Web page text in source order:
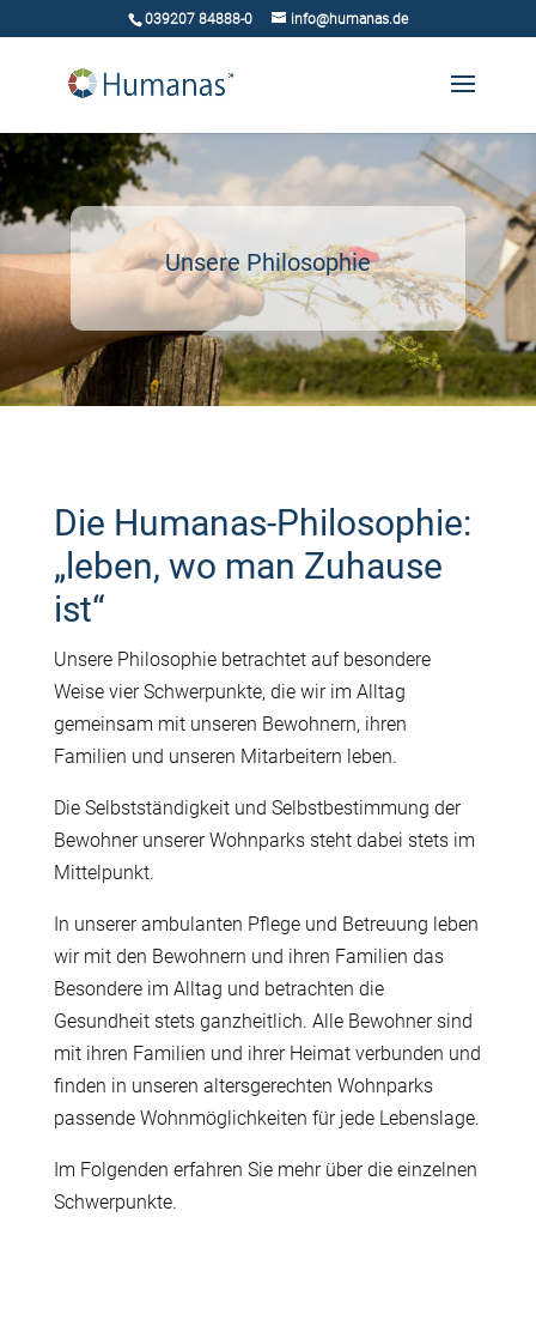
039207 84888-0 info@humanas.de
Unsere Philosophie
Die Humanas-Philosophie:
„leben, wo man Zuhause
ist“
Unsere Philosophie betrachtet auf besondere
Weise vier Schwerpunkte, die wir im Alltag
gemeinsam mit unseren Bewohnern, ihren
Familien und unseren Mitarbeitern leben.
Die Selbstständigkeit und Selbstbestimmung der
Bewohner unserer Wohnparks steht dabei stets im
Mittelpunkt.
In unserer ambulanten Pflege und Betreuung leben
wir mit den Bewohnern und ihren Familien das
Besondere im Alltag und betrachten die
Gesundheit stets ganzheitlich. Alle Bewohner sind
mit ihren Familien und ihrer Heimat verbunden und
finden in unseren altersgerechten Wohnparks
passende Wohnmöglichkeiten für jede Lebenslage.
Im Folgenden erfahren Sie mehr über die einzelnen
Schwerpunkte.